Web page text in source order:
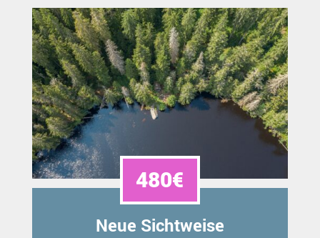
480€
Neue Sichtweise